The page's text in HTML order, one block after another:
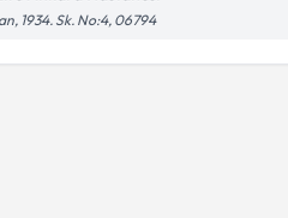
1934. Sk. No:4, 06794